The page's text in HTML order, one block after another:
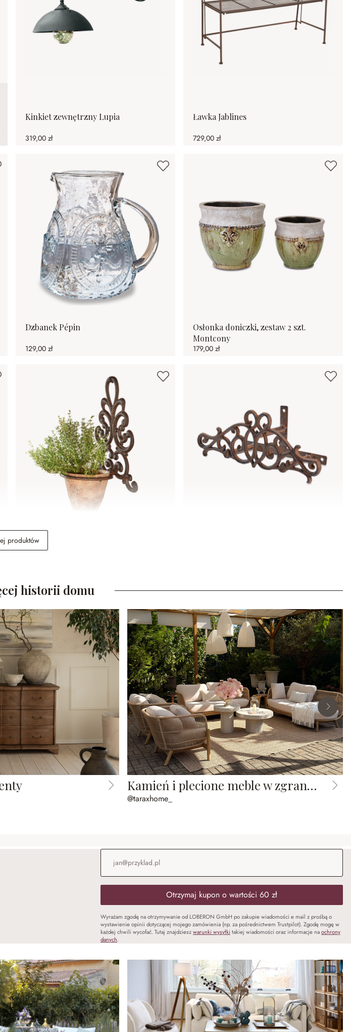
Kinkiet zewnętrzny Lupia
319,00 zł
Ławka Jablines
729,00 zł
Dzbanek Pépin
129,00 zł
Osłonka doniczki, zestaw 2 szt.
Montcony
179,00 zł
Kwietnik Cecile
produktów
historii domu
Kamień i plecione meble w zgranym duecie
@taraxhome_
Adres e-mail*
Otrzymaj kupon o wartości 60 zł
Wyrażam zgodę na otrzymywanie od LOBERON GmbH po zakupie wiadomości e mail z prośbą o
wystawienie opinii dotyczącej mojego zamówienia (np. za pośrednictwem Trustpilot). Zgodę mogę w
każdej chwili wycofać. Tutaj znajdzieszwarunki wysyłki takiej wiadomości oraz informacje naochrony
danych.